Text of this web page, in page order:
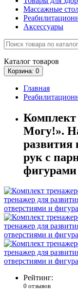
Массажные
Аксессуары
Каталог товаров
Корзина: 0
Главная
Комплект
Могу!».
развития
рук с
фигурами
Рейтинг:
0 отзывов